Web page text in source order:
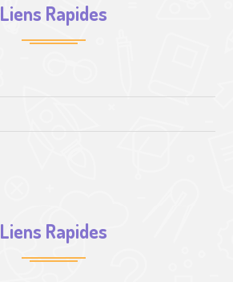
Liens Rapides
Liens Rapides